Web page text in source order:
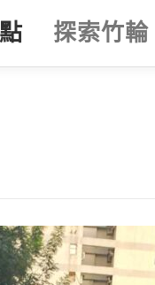
探索竹輪